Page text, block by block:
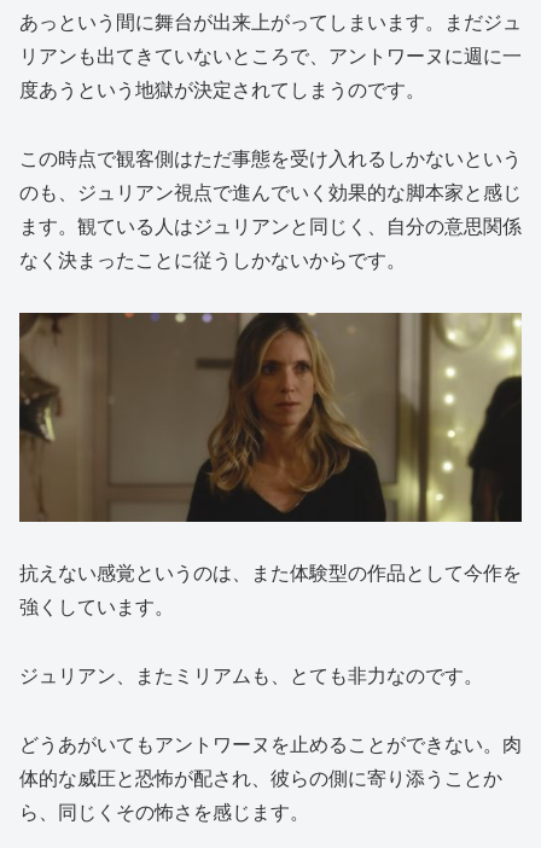
あっという間に舞台が出来上がってしまいます。まだジュ
リアンも出てきていないところで、アントワーヌに週に一
度あうという地獄が決定されてしまうのです。
この時点で観客側はただ事態を受け入れるしかないという
のも、ジュリアン視点で進んでいく効果的な脚本家と感じ
ます。観ている人はジュリアンと同じく、自分の意思関係
なく決まったことに従うしかないからです。
抗えない感覚というのは、また体験型の作品として今作を
強くしています。
ジュリアン、またミリアムも、とても非力なのです。
どうあがいてもアントワーヌを止めることができない。肉
体的な威圧と恐怖が配され、彼らの側に寄り添うことか
ら、同じくその怖さを感じます。